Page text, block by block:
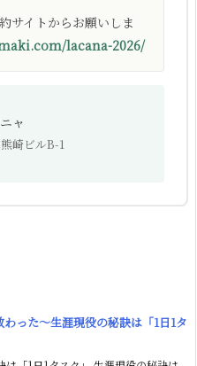
サイトからお願いしま
lacana-2026/
ャ
崎ビルB-1
った〜生涯現役の秘訣は「1日1タ